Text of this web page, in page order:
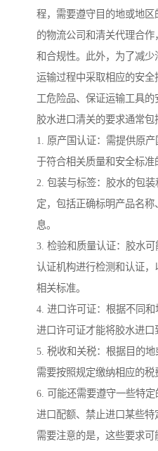
程，需要遵守目的地或地
的物流公司和清关代理合
和合规性。此外，为了减
运输过程中采取相应的安
工危险品、保证运输工具的
胶水进口清关的要求通常包
1. 原产国认证：需提供原
于符合相关质量和安全标准
2. 包装与标签：胶水的包
定，包括正确标明产品名
息。
3. 检验和质量认证：胶水
认证机构进行检测和认证
相关标准。
4. 进口许可证：根据不同
进口许可证才能将胶水进口
5. 税收和关税：根据目的地
需要按照规定缴纳相应的税
6. 可能还需要遵守一些特
进口配额、禁止进口某些特
需要注意的是，这些要求